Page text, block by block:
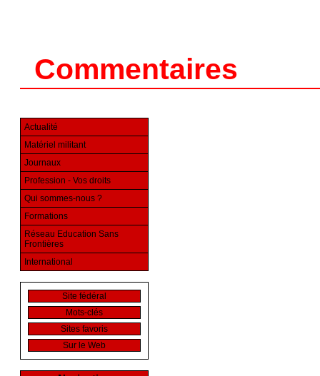
Commentaires
Actualité
Matériel militant
Journaux
Profession - Vos droits
Qui sommes-nous ?
Formations
Réseau Education Sans
Frontières
International
Site fédéral
Mots-clés
Sites favoris
Sur le Web